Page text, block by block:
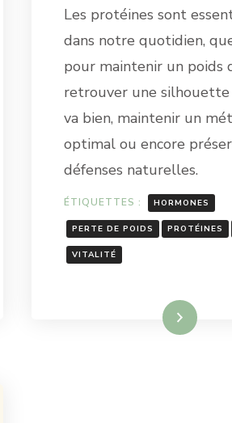
Les protéines sont
dans notre quotidien,
pour maintenir un poids
retrouver une silhouette
va bien, maintenir un
optimal ou encore
défenses naturelles.
ÉTIQUETTES : HORMONES
PERTE DE POIDS PROTÉINES
VITALITÉ
Lire la suite